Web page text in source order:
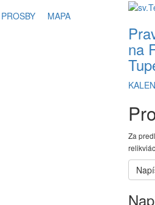
PROSBY MAPA
na
Za